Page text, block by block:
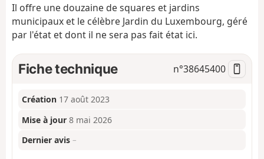
Il offre une douzaine de squares et jardins
municipaux et le célèbre Jardin du Luxembourg, géré
par l'état et dont il ne sera pas fait état ici.
Fiche technique n°38645400
Création 17 août 2023
Mise à jour 8 mai 2026
Dernier avis –